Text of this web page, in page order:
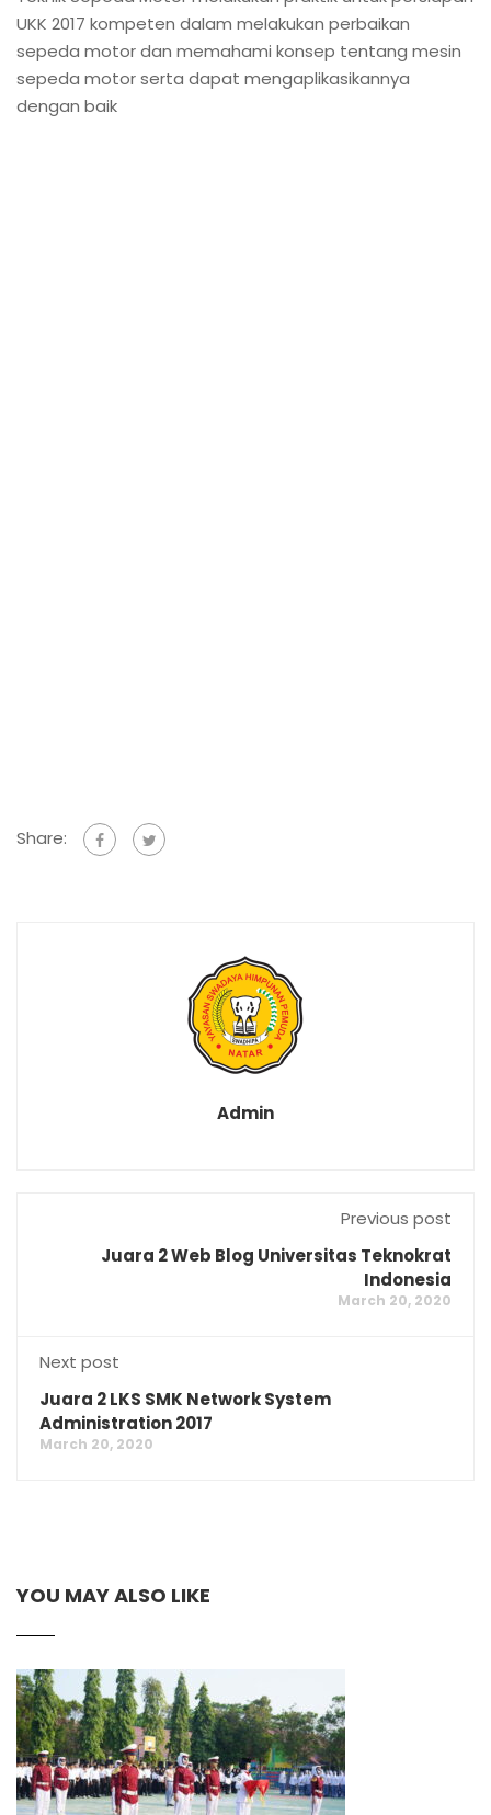
UKK 2017 kompeten dalam melakukan perbaikan
sepeda motor dan memahami konsep tentang mesin
sepeda motor serta dapat mengaplikasikannya
dengan baik
Share:
Admin
Previous post
Juara 2 Web Blog Universitas Teknokrat
Indonesia
March 20, 2020
Next post
Juara 2 LKS SMK Network System
Administration 2017
March 20, 2020
YOU MAY ALSO LIKE